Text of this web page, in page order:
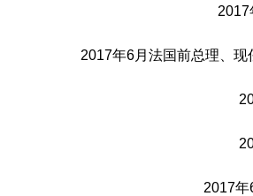
2017
2017年6月法国前总理、现
2017